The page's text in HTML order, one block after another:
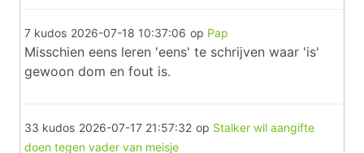
7 kudos 2026-07-18 10:37:06 op Pap
Misschien eens leren 'eens' te schrijven waar 'is'
gewoon dom en fout is.
33 kudos 2026-07-17 21:57:32 op Stalker wil aangifte
doen tegen vader van meisje